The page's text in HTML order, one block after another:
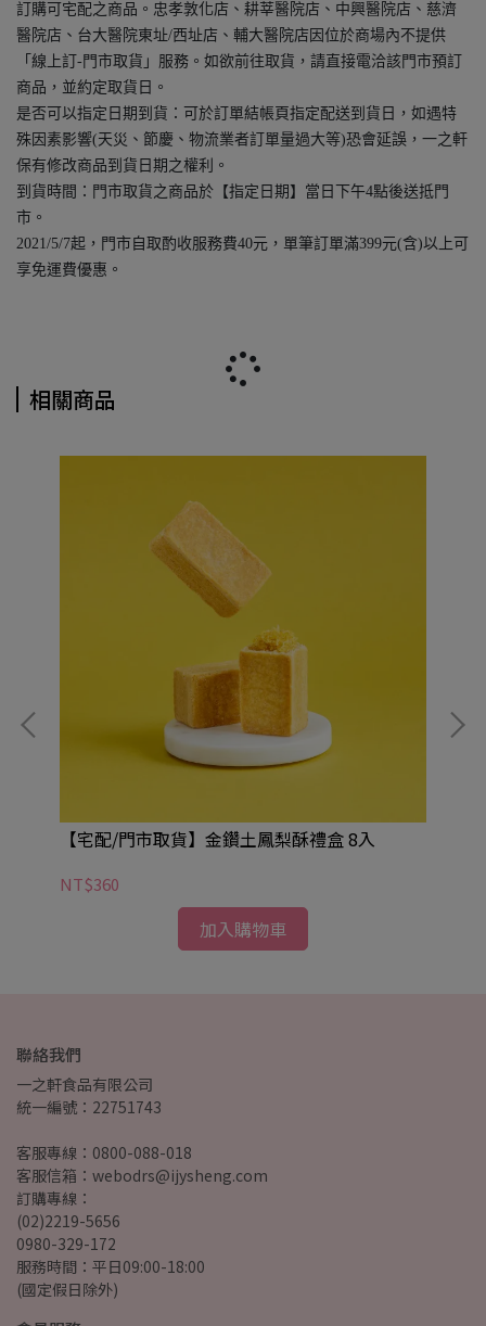
訂購可宅配之商品。忠孝敦化店、耕莘醫院店、中興醫院店、慈濟
醫院店、台大醫院東址/西址店、輔大醫院店因位於商場內不提供
「線上訂-門市取貨」服務。如欲前往取貨，請直接電洽該門市預訂
商品，並約定取貨日。
是否可以指定日期到貨：可於訂單結帳頁指定配送到貨日，如遇特
殊因素影響(天災、節慶、物流業者訂單量過大等)恐會延誤，一之軒
保有修改商品到貨日期之權利。
到貨時間：門市取貨之商品於【指定日期】當日下午4點後送抵門
市。
2021/5/7起，門市自取酌收服務費40元，單筆訂單滿399元(含)以上可
享免運費優惠。
相關商品
【宅配/門市取貨】金鑽土鳳梨酥禮盒 8入
NT$360
加入購物車
聯絡我們
一之軒食品有限公司
統一編號：22751743
客服專線：0800-088-018
客服信箱：webodrs@ijysheng.com
訂購專線：
(02)2219-5656
0980-329-172
服務時間：平日09:00-18:00
(國定假日除外)